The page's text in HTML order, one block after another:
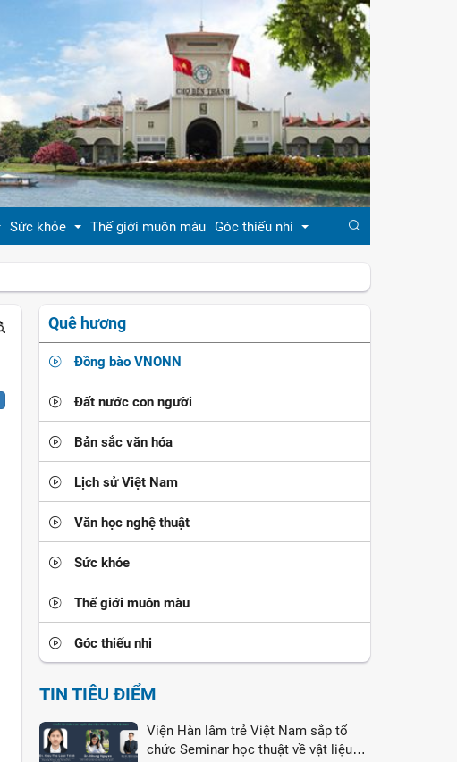
Sức khỏe
Sống đẹp
Sống khỏe
Làm đẹp
Thế giới muôn màu Góc thiếu nhi
Ca dao - tục ngữ
Đồng dao
Quê hương
Đồng bào VNONN
Đất nước con người
Bản sắc văn hóa
Lịch sử Việt Nam
Văn học nghệ thuật
Sức khỏe
Thế giới muôn màu
Góc thiếu nhi
TIN TIÊU ĐIỂM
Viện Hàn lâm trẻ Việt Nam sắp tổ
chức Seminar học thuật về vật liệu